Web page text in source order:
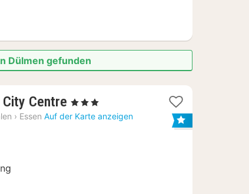
Dülmen gefunden
Centre 3
Nächte
, 3 Sterne
› Essen Auf der Karte anzeigen